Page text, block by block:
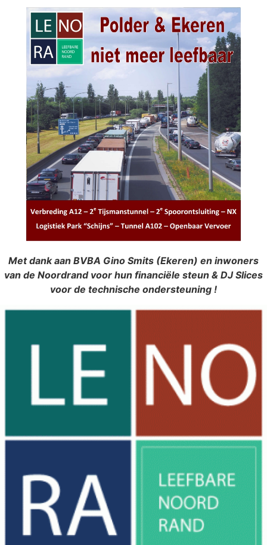
Met dank aan BVBA Gino Smits (Ekeren) en inwoners
van de Noordrand voor hun financiële steun & DJ Slices
voor de technische ondersteuning !